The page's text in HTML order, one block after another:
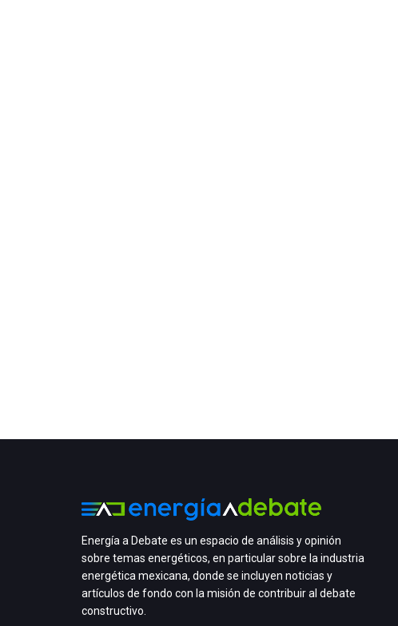
Energía a Debate es un espacio de análisis y opinión
sobre temas energéticos, en particular sobre la industria
energética mexicana, donde se incluyen noticias y
artículos de fondo con la misión de contribuir al debate
constructivo.